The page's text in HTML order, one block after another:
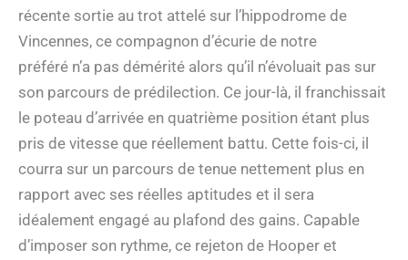
récente sortie au trot attelé sur l’hippodrome de
Vincennes, ce compagnon d’écurie de notre
préféré n’a pas démérité alors qu’il n’évoluait pas sur
son parcours de prédilection. Ce jour-là, il franchissait
le poteau d’arrivée en quatrième position étant plus
pris de vitesse que réellement battu. Cette fois-ci, il
courra sur un parcours de tenue nettement plus en
rapport avec ses réelles aptitudes et il sera
idéalement engagé au plafond des gains. Capable
d’imposer son rythme, ce rejeton de Hooper et